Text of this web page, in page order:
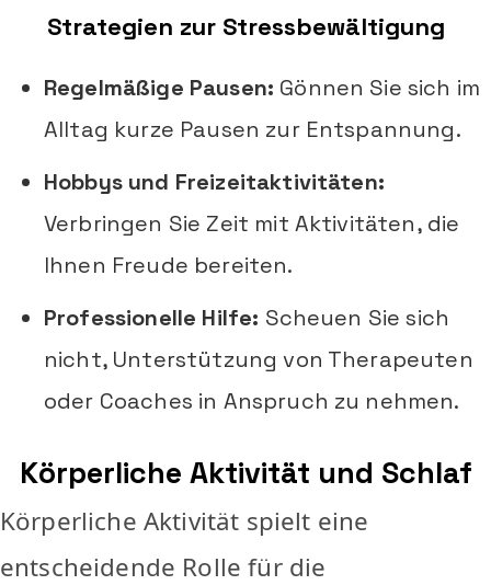
Strategien zur Stressbewältigung
Regelmäßige Pausen: Gönnen Sie sich im
Alltag kurze Pausen zur Entspannung.
Hobbys und Freizeitaktivitäten:
Verbringen Sie Zeit mit Aktivitäten, die
Ihnen Freude bereiten.
Professionelle Hilfe: Scheuen Sie sich
nicht, Unterstützung von Therapeuten
oder Coaches in Anspruch zu nehmen.
Körperliche Aktivität und Schlaf
Körperliche Aktivität spielt eine
entscheidende Rolle für die